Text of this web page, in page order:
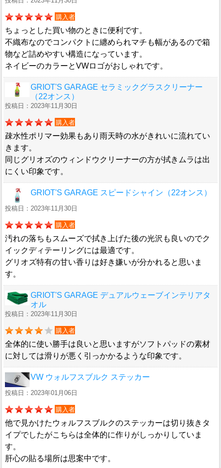
購入者
ちょっとした買い物のときに便利です。
不織布なのでコンパクトに纏められマチも幅があるので箱
物など詰めやすい構造になっています。
ネイビーのカラーとVWロゴがおしゃれです。
GRIOT'S GARAGE セラミックグラスクリーナー
（22オンス）
投稿日：2023年11月30日
購入者
疎水性ポリマー効果もあり雨天時の水がきれいに流れてい
きます。
同じグリオズのウィンドウクリーナーの方が拭きムラは出
にくい印象です。
GRIOT'S GARAGE スピードシャイン（22オンス）
投稿日：2023年11月30日
購入者
汚れの落ちもスムーズで拭き上げた後の光沢も良いのでク
イックディテーリングには最適です。
グリオズ特有の甘い香りは好き嫌いが分かれると思いま
す。
GRIOT'S GARAGE デュアルウェーブインテリアタ
オル
投稿日：2023年11月30日
購入者
全体的に使い勝手は良いと思いますがソフトパッドの素材
に対しては滑りが悪く引っかかるような印象です。
VW ウォルフスブルク ステッカー
投稿日：2023年01月06日
購入者
他で見かけたウォルフスブルクのステッカーは切り抜きタ
イプでしたがこちらは全体的に作りがしっかりしていま
す。
肝心の貼る場所は思案中です。